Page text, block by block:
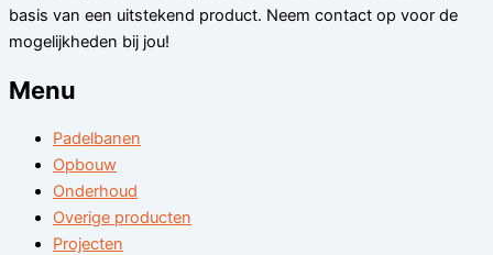
basis van een uitstekend product. Neem contact op voor de
mogelijkheden bij jou!
Menu
Padelbanen
Opbouw
Onderhoud
Overige producten
Projecten